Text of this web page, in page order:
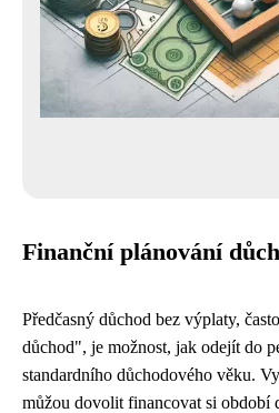
Finanční plánování
Předčasný důchod bez výplaty,
důchod", je možnost, jak odejít do
standardního důchodového věku.
můžou dovolit financovat si období